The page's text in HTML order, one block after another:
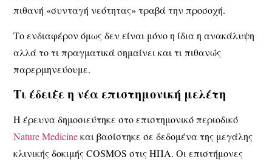
πιθανή «συνταγή νεότητας» τραβά την προσοχή.
Το ενδιαφέρον όμως δεν είναι μόνο η ίδια η ανακάλυψη
αλλά το τι πραγματικά σημαίνει και τι πιθανώς
παρερμηνεύουμε.
Τι έδειξε η νέα επιστημονική μελέτη
Η έρευνα δημοσιεύτηκε στο επιστημονικό περιοδικό
Nature Medicineκαι βασίστηκε σε δεδομένα της μεγάλης
κλινικής δοκιμής COSMOS στις ΗΠΑ. Οι επιστήμονες